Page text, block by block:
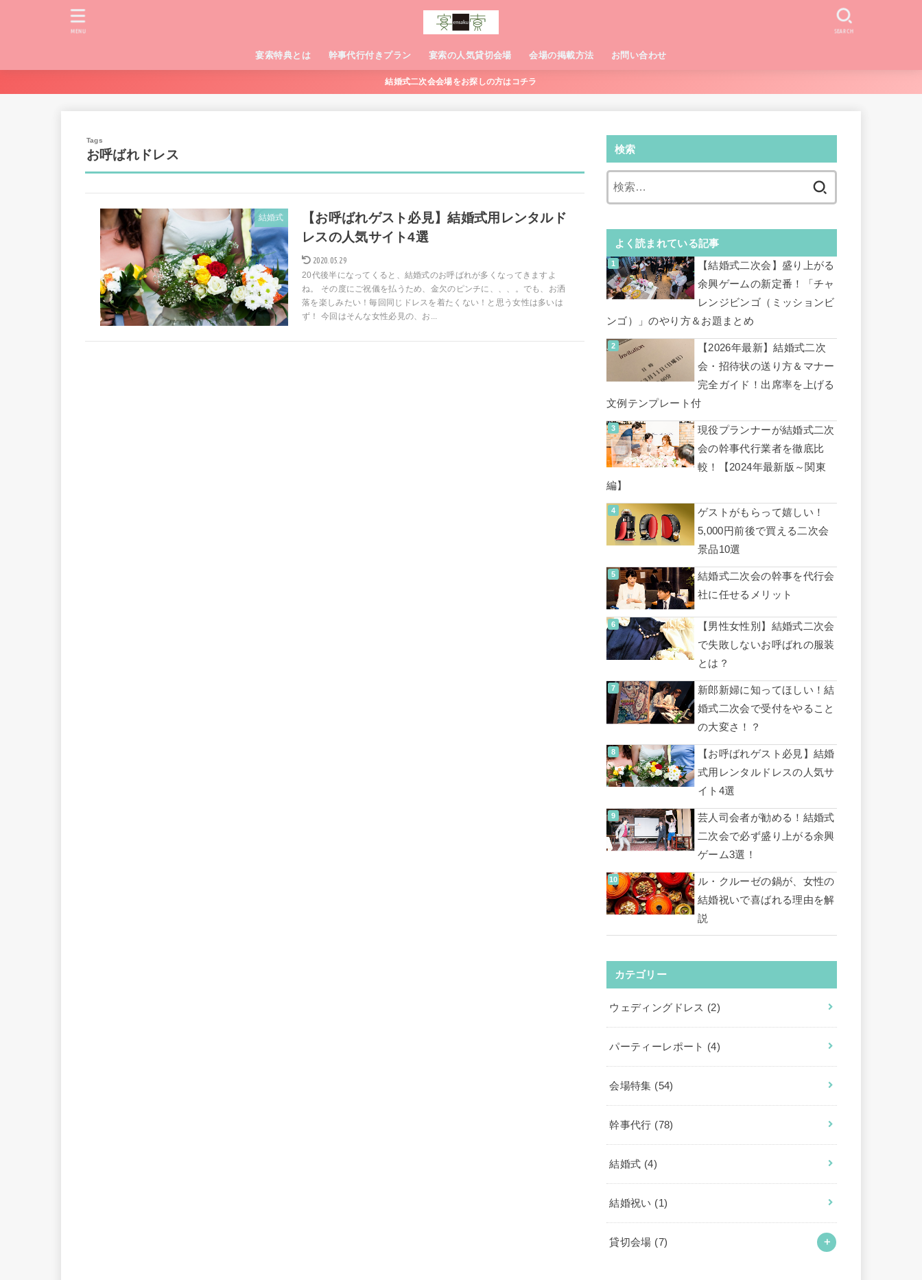
宴索特典とは 幹事代行付きプラン 宴索の人気貸切会場 会場の掲載方法 お問い合わせ
SEARCH
MENU
結婚式二次会会場をお探しの方はコチラ
お呼ばれドレス
結婚式
【お呼ばれゲスト必見】結婚式用レンタルド
レスの人気サイト4選
2020.05.29
20代後半になってくると、結婚式のお呼ばれが多くなってきますよ
ね。 その度にご祝儀を払うため、金欠のピンチに、、、。でも、お洒
落を楽しみたい！毎回同じドレスを着たくない！と思う女性は多いは
ず！ 今回はそんな女性必見の、お...
検索
よく読まれている記事
【結婚式二次会】盛り上がる
余興ゲームの新定番！「チャ
レンジビンゴ（ミッションビ
ンゴ）」のやり方＆お題まとめ
【2026年最新】結婚式二次
会・招待状の送り方＆マナー
完全ガイド！出席率を上げる
文例テンプレート付
現役プランナーが結婚式二次
会の幹事代行業者を徹底比
較！【2024年最新版～関東
編】
ゲストがもらって嬉しい！
5,000円前後で買える二次会
景品10選
結婚式二次会の幹事を代行会
社に任せるメリット
【男性女性別】結婚式二次会
で失敗しないお呼ばれの服装
とは？
新郎新婦に知ってほしい！結
婚式二次会で受付をやること
の大変さ！？
【お呼ばれゲスト必見】結婚
式用レンタルドレスの人気サ
イト4選
芸人司会者が勧める！結婚式
二次会で必ず盛り上がる余興
ゲーム3選！
ル・クルーゼの鍋が、女性の
結婚祝いで喜ばれる理由を解
説
カテゴリー
ウェディングドレス (2)
パーティーレポート (4)
会場特集 (54)
幹事代行 (78)
結婚式 (4)
結婚祝い (1)
貸切会場 (7)